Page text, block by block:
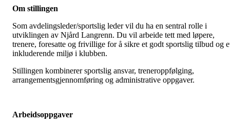
Om stillingen
Som avdelingsleder/sportslig leder vil du ha en sentral rolle i
utviklingen av Njård Langrenn. Du vil arbeide tett med løpere,
trenere, foresatte og frivillige for å sikre et godt sportslig tilbud og
inkluderende miljø i klubben.
Stillingen kombinerer sportslig ansvar, treneroppfølging,
arrangementsgjennomføring og administrative oppgaver.
Arbeidsoppgaver